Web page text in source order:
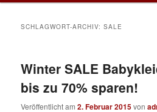
SCHLAGWORT-ARCHIV:SALE
Winter SALE
bis zu 70% sparen!
Veröffentlicht am2. Februar 2015von